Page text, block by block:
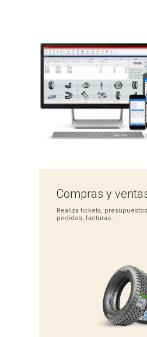
Comprasy
Realiza tickets,
pedidos, facturas...